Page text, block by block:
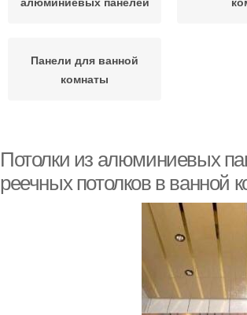
Панели для ванной
комнаты
Потолки из алюминиевых
реечных потолков в ванной